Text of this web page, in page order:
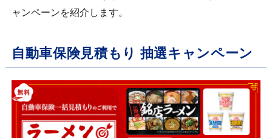
ャンペーンを紹介します。
自動車保険見積もり 抽選キャンペーン